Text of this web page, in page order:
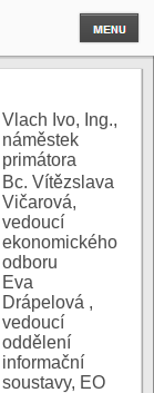
Vlach Ivo, Ing.,
náměstek
primátora
Bc. Vítězslava
Vičarová,
vedoucí
ekonomického
odboru
Eva
Drápelová ,
vedoucí
oddělení
informační
soustavy, EO